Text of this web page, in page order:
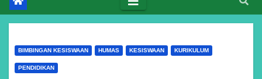
BIMBINGAN KESISWAAN HUMAS KESISWAAN KURIKULUM
PENDIDIKAN